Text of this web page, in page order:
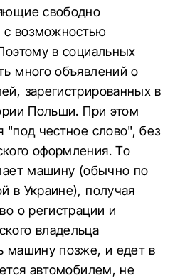
свободно
с возможностью
в социальных
много объявлений о
зарегистрированных в
Польши. При этом
"под честное слово", без
оформления. То
машину (обычно по
в Украине), получая
о регистрации и
владельца
машину позже, и едет в
автомобилем, не